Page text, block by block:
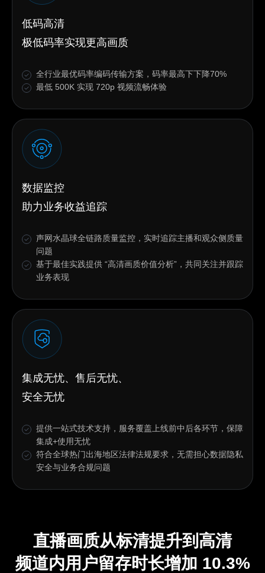
低码高清
极低码率实现更高画质
全行业最优码率编码传输方案，码率最高下下降70%
最低 500K 实现 720p 视频流畅体验
数据监控
助力业务收益追踪
声网水晶球全链路质量监控，实时追踪主播和观众侧质量
问题
基于最佳实践提供 “高清画质价值分析”，共同关注并跟踪
业务表现
集成无忧、售后无忧、
安全无忧
提供一站式技术支持，服务覆盖上线前中后各环节，保障
集成+使用无忧
符合全球热门出海地区法律法规要求，无需担心数据隐私
安全与业务合规问题
直播画质从标清提升到高清
频道内用户留存时长增加 10.3%